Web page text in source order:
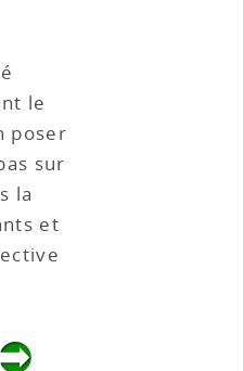
le
poser
sur
la
et